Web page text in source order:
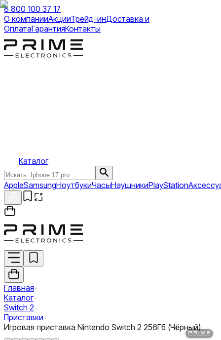
8 800 100 37 17
О компанииАкцииТрейд-инДоставка и
ОплатаГарантияКонтакты
Каталог
AppleSamsungНоутбукиЧасыНаушникиPlayStation
Главная
Каталог
Switch 2
Приставки
Игровая приставка Nintendo Switch 2 256Гб (Чёрный)